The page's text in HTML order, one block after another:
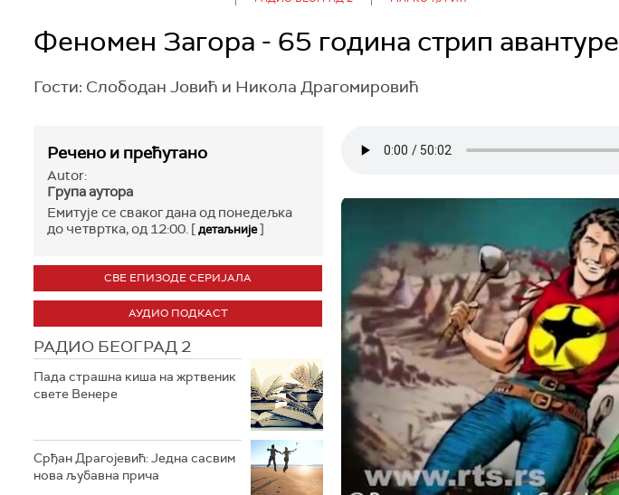
Феномен Загора - 65 година стрип авантуре
Гости: Слободан Јовић и Никола Драгомировић
Речено и прећутано
Autor:
Група аутора
Емитује се сваког дана од понедељка
до четвртка, од 12:00. [детаљније]
СВЕ ЕПИЗОДЕ СЕРИЈАЛА
АУДИО ПОДКАСТ
РАДИО БЕОГРАД 2
Пада страшна киша на жртвеник
свете Венере
Срђан Драгојевић: Једна сасвим
нова љубавна прича